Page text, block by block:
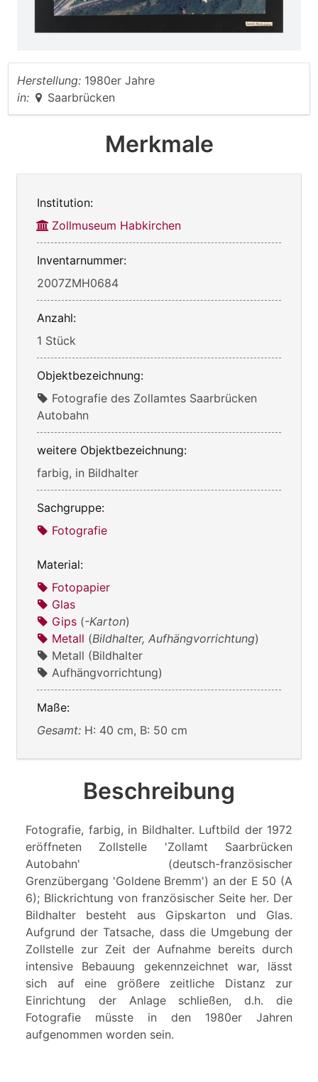
Herstellung: 1980er Jahre
in:
Saarbrücken
Merkmale
Institution:
Zollmuseum Habkirchen
Inventarnummer:
2007ZMH0684
Anzahl:
1 Stück
Objektbezeichnung:
Fotografie des Zollamtes Saarbrücken
Autobahn
weitere Objektbezeichnung:
farbig, in Bildhalter
Sachgruppe:
Fotografie
Material:
Fotopapier
Glas
Gips (-Karton)
Metall (Bildhalter, Aufhängvorrichtung)
Metall (Bildhalter
Aufhängvorrichtung)
Maße:
Gesamt: H: 40 cm, B: 50 cm
Beschreibung
Fotografie, farbig, in Bildhalter. Luftbild der 1972
eröffneten Zollstelle 'Zollamt Saarbrücken
Autobahn' (deutsch-französischer
Grenzübergang 'Goldene Bremm') an der E 50 (A
6); Blickrichtung von französischer Seite her. Der
Bildhalter besteht aus Gipskarton und Glas.
Aufgrund der Tatsache, dass die Umgebung der
Zollstelle zur Zeit der Aufnahme bereits durch
intensive Bebauung gekennzeichnet war, lässt
sich auf eine größere zeitliche Distanz zur
Einrichtung der Anlage schließen, d.h. die
Fotografie müsste in den 1980er Jahren
aufgenommen worden sein.